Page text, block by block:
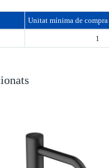
Unitat mínima de compra
1